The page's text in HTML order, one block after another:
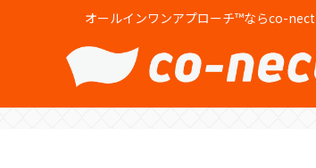
オールインワンアプローチ™ならco-nect